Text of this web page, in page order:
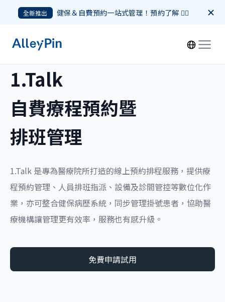
1.Talk
自費療程預約暨
排班管理
1.Talk 是專為醫療院所打造的線上預約排程服務，提供療
程預約管理、人員排班指派、設備及診間管控等數位化作
業，亦可整合健保病歷系統，同步管理掛號患者，協助醫
療機構讓管理更有效率，服務也有感升級。
免費申請試用
全新推出 健保＆自費預約一站式管理！預約了解 👉🏻